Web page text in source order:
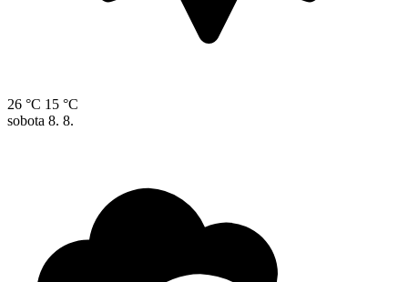
26 °C 15 °C
sobota 8. 8.